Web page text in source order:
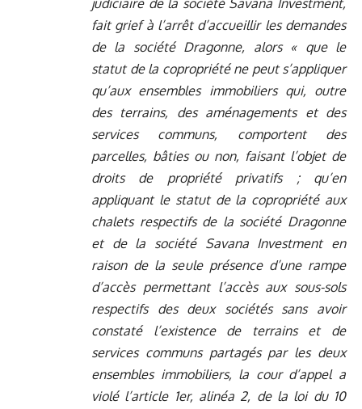
judiciaire de la société Savana Investment,
fait grief à l’arrêt d’accueillir les demandes
de la société Dragonne, alors « que le
statut de la copropriété ne peut s’appliquer
qu’aux ensembles immobiliers qui, outre
des terrains, des aménagements et des
services communs, comportent des
parcelles, bâties ou non, faisant l’objet de
droits de propriété privatifs ; qu’en
appliquant le statut de la copropriété aux
chalets respectifs de la société Dragonne
et de la société Savana Investment en
raison de la seule présence d’une rampe
d’accès permettant l’accès aux sous-sols
respectifs des deux sociétés sans avoir
constaté l’existence de terrains et de
services communs partagés par les deux
ensembles immobiliers, la cour d’appel a
violé l’article 1er, alinéa 2, de la loi du 10